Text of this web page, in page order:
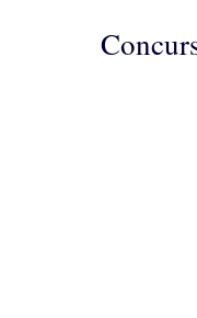
Concursuri